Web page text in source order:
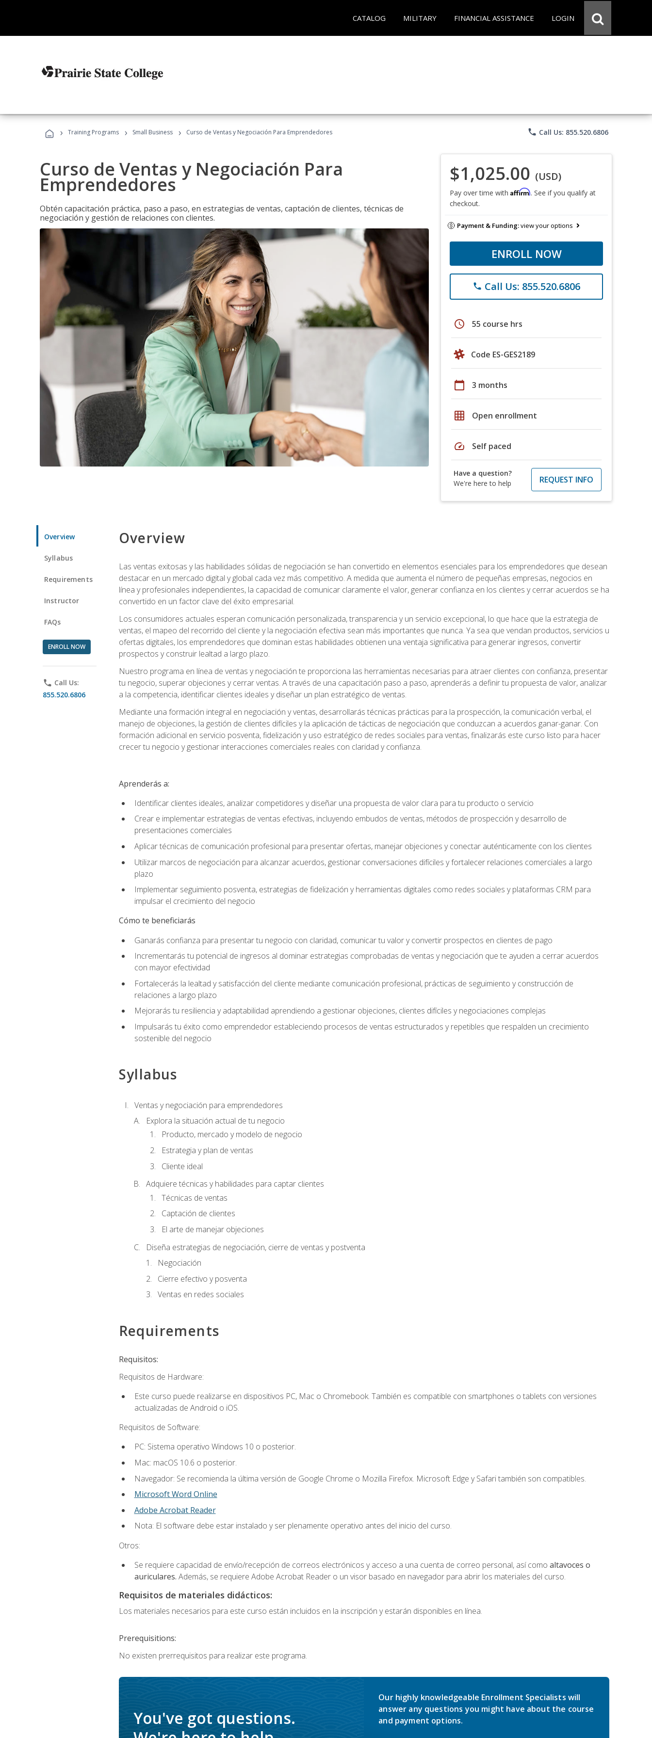
CATALOG MILITARY FINANCIAL ASSISTANCE LOGIN
› Training Programs › Small Business › Curso de Ventas y Negociación Para Emprendedores phone Call Us: 855.520.6806
Curso de Ventas y Negociación Para
Emprendedores
Obtén capacitación práctica, paso a paso, en estrategias de ventas, captación de clientes, técnicas de
negociación y gestión de relaciones con clientes.
$1,025.00 (USD)
Pay over time with Affirm. See if you qualify at
checkout.
Payment & Funding:view your options
ENROLL NOW
phone Call Us: 855.520.6806
schedule 55 course hrs
Code ES-GES2189
calendar_today 3 months
grid_on Open enrollment
speed Self paced
Have a question?
We're here to help
REQUEST INFO
Overview
Syllabus
Requirements
Instructor
FAQs
ENROLL NOW
phone Call Us:
855.520.6806
Overview
Las ventas exitosas y las habilidades sólidas de negociación se han convertido en elementos esenciales para los emprendedores que desean
destacar en un mercado digital y global cada vez más competitivo. A medida que aumenta el número de pequeñas empresas, negocios en
línea y profesionales independientes, la capacidad de comunicar claramente el valor, generar confianza en los clientes y cerrar acuerdos se ha
convertido en un factor clave del éxito empresarial.
Los consumidores actuales esperan comunicación personalizada, transparencia y un servicio excepcional, lo que hace que la estrategia de
ventas, el mapeo del recorrido del cliente y la negociación efectiva sean más importantes que nunca. Ya sea que vendan productos, servicios u
ofertas digitales, los emprendedores que dominan estas habilidades obtienen una ventaja significativa para generar ingresos, convertir
prospectos y construir lealtad a largo plazo.
Nuestro programa en línea de ventas y negociación te proporciona las herramientas necesarias para atraer clientes con confianza, presentar
tu negocio, superar objeciones y cerrar ventas. A través de una capacitación paso a paso, aprenderás a definir tu propuesta de valor, analizar
a la competencia, identificar clientes ideales y diseñar un plan estratégico de ventas.
Mediante una formación integral en negociación y ventas, desarrollarás técnicas prácticas para la prospección, la comunicación verbal, el
manejo de objeciones, la gestión de clientes difíciles y la aplicación de tácticas de negociación que conduzcan a acuerdos ganar-ganar. Con
formación adicional en servicio posventa, fidelización y uso estratégico de redes sociales para ventas, finalizarás este curso listo para hacer
crecer tu negocio y gestionar interacciones comerciales reales con claridad y confianza.
Aprenderás a:
Identificar clientes ideales, analizar competidores y diseñar una propuesta de valor clara para tu producto o servicio
Crear e implementar estrategias de ventas efectivas, incluyendo embudos de ventas, métodos de prospección y desarrollo de
presentaciones comerciales
Aplicar técnicas de comunicación profesional para presentar ofertas, manejar objeciones y conectar auténticamente con los clientes
Utilizar marcos de negociación para alcanzar acuerdos, gestionar conversaciones difíciles y fortalecer relaciones comerciales a largo
plazo
Implementar seguimiento posventa, estrategias de fidelización y herramientas digitales como redes sociales y plataformas CRM para
impulsar el crecimiento del negocio
Cómo te beneficiarás
Ganarás confianza para presentar tu negocio con claridad, comunicar tu valor y convertir prospectos en clientes de pago
Incrementarás tu potencial de ingresos al dominar estrategias comprobadas de ventas y negociación que te ayuden a cerrar acuerdos
con mayor efectividad
Fortalecerás la lealtad y satisfacción del cliente mediante comunicación profesional, prácticas de seguimiento y construcción de
relaciones a largo plazo
Mejorarás tu resiliencia y adaptabilidad aprendiendo a gestionar objeciones, clientes difíciles y negociaciones complejas
Impulsarás tu éxito como emprendedor estableciendo procesos de ventas estructurados y repetibles que respalden un crecimiento
sostenible del negocio
Syllabus
Ventas y negociación para emprendedores
Explora la situación actual de tu negocio
Producto, mercado y modelo de negocio
Estrategia y plan de ventas
Cliente ideal
Adquiere técnicas y habilidades para captar clientes
Técnicas de ventas
Captación de clientes
El arte de manejar objeciones
Diseña estrategias de negociación, cierre de ventas y postventa
Negociación
Cierre efectivo y posventa
Ventas en redes sociales
Requirements
Requisitos:
Requisitos de Hardware:
Este curso puede realizarse en dispositivos PC, Mac o Chromebook. También es compatible con smartphones o tablets con versiones
actualizadas de Android o iOS.
Requisitos de Software:
PC: Sistema operativo Windows 10 o posterior.
Mac: macOS 10.6 o posterior.
Navegador: Se recomienda la última versión de Google Chrome o Mozilla Firefox. Microsoft Edge y Safari también son compatibles.
Microsoft Word Online
Adobe Acrobat Reader
Nota: El software debe estar instalado y ser plenamente operativo antes del inicio del curso.
Otros:
Se requiere capacidad de envío/recepción de correos electrónicos y acceso a una cuenta de correo personal, así como altavoces o
auriculares. Además, se requiere Adobe Acrobat Reader o un visor basado en navegador para abrir los materiales del curso.
Requisitos de materiales didácticos:
Los materiales necesarios para este curso están incluidos en la inscripción y estarán disponibles en línea.
Prerequisitions:
No existen prerrequisitos para realizar este programa.
You've got questions.
Our highly knowledgeable Enrollment Specialists will
answer any questions you might have about the course
and payment options.